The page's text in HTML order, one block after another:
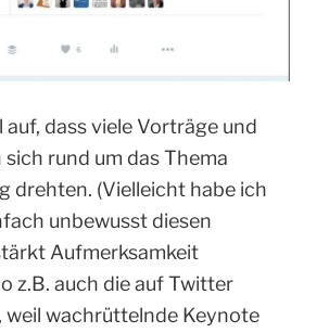
auf, dass viele Vorträge und
sich rund um das Thema
drehten. (Vielleicht habe ich
unbewusst diesen
Aufmerksamkeit
z.B. auch die auf Twitter
weil wachrüttelnde Keynote